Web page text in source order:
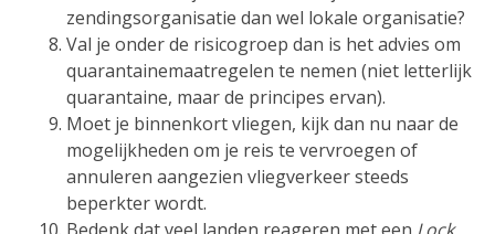
zendingsorganisatie dan wel lokale organisatie?
Val je onder de risicogroep dan is het advies om
quarantainemaatregelen te nemen (niet letterlijk
quarantaine, maar de principes ervan).
Moet je binnenkort vliegen, kijk dan nu naar de
mogelijkheden om je reis te vervroegen of
annuleren aangezien vliegverkeer steeds
beperkter wordt.